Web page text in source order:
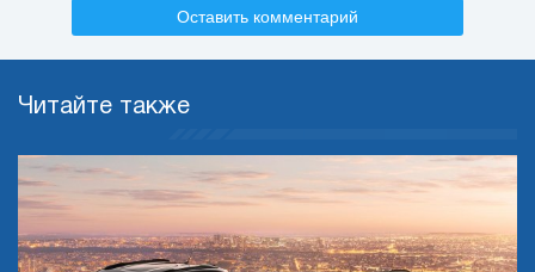
Оставить комментарий
Читайте также